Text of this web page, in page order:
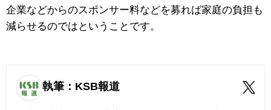
企業などからのスポンサー料などを募れば家庭の負担も
減らせるのではということです。
執筆：KSB報道